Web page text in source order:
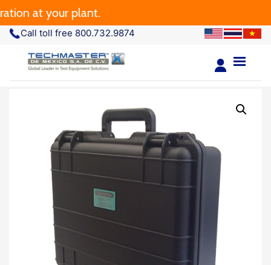
at your plant.
Call toll free 800.732.9874